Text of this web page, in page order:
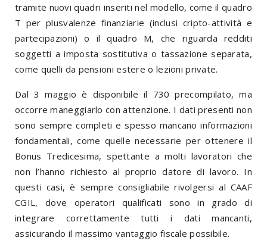
tramite nuovi quadri inseriti nel modello, come il quadro
T per plusvalenze finanziarie (inclusi cripto-attività e
partecipazioni) o il quadro M, che riguarda redditi
soggetti a imposta sostitutiva o tassazione separata,
come quelli da pensioni estere o lezioni private.
Dal 3 maggio è disponibile il 730 precompilato, ma
occorre maneggiarlo con attenzione. I dati presenti non
sono sempre completi e spesso mancano informazioni
fondamentali, come quelle necessarie per ottenere il
Bonus Tredicesima, spettante a molti lavoratori che
non l’hanno richiesto al proprio datore di lavoro. In
questi casi, è sempre consigliabile rivolgersi al CAAF
CGIL, dove operatori qualificati sono in grado di
integrare correttamente tutti i dati mancanti,
assicurando il massimo vantaggio fiscale possibile.